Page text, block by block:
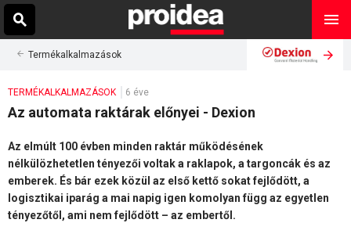
Termékalkalmazások
TERMÉKALKALMAZÁSOK 6 éve
Az automata raktárak előnyei - Dexion
Az elmúlt 100 évben minden raktár működésének
nélkülözhetetlen tényezői voltak a raklapok, a targoncák és az
emberek. És bár ezek közül az első kettő sokat fejlődött, a
logisztikai iparág a mai napig igen komolyan függ az egyetlen
tényezőtől, ami nem fejlődött – az embertől.